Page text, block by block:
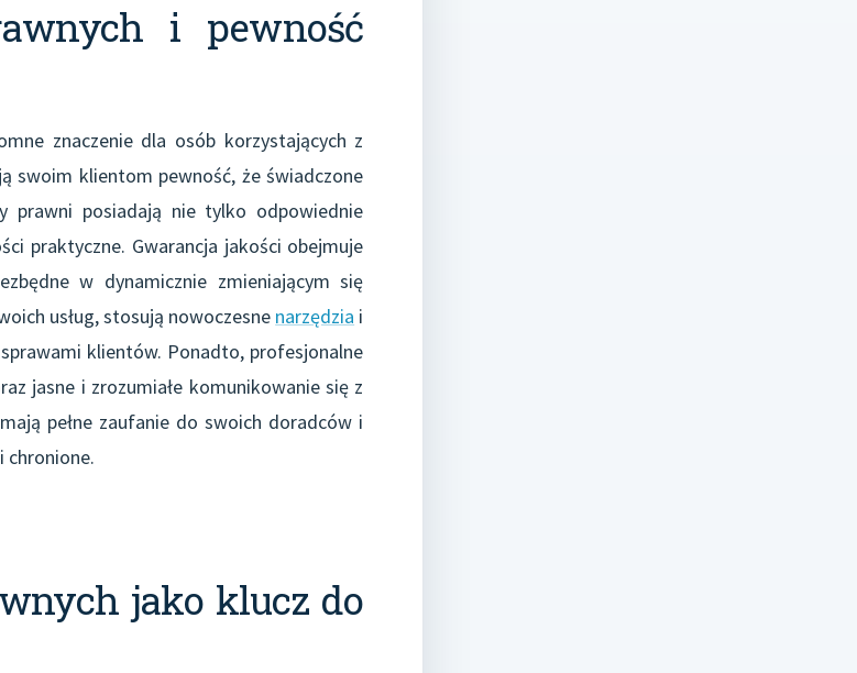
i pewność
znaczenie dla osób korzystających z
swoim klientom pewność, że świadczone
prawni posiadają nie tylko odpowiednie
praktyczne. Gwarancja jakości obejmuje
w dynamicznie zmieniającym się
usług, stosują nowoczesne narzędzia i
klientów. Ponadto, profesjonalne
jasne i zrozumiałe komunikowanie się z
pełne zaufanie do swoich doradców i
chronione.
jako klucz do